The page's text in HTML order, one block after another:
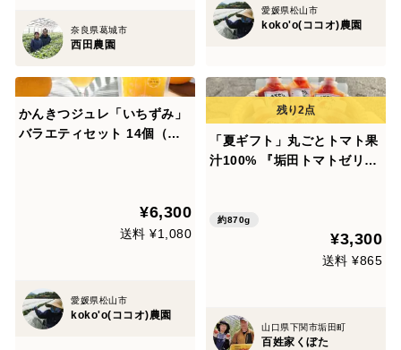
奈良県葛城市
西田農園
愛媛県松山市
koko'o(ココオ)農園
かんきつジュレ「いちずみ」
バラエティセット 14個（紅
¥6,300
送料 ¥1,080
愛媛県松山市
koko'o(ココオ)農園
「夏ギフト」丸ごとトマト果
汁100% 『垢田トマトゼリ
約870g
¥3,300
送料 ¥865
山口県下関市垢田町
百姓家くぼた